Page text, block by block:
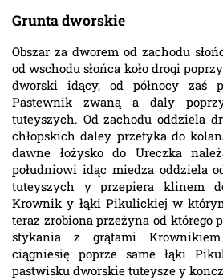
Grunta dworskie
Obszar za dworem od zachodu
od wschodu słońca koło drogi
dworski idący, od północy zaś
Pastewnik zwaną a daly
tuteyszych. Od zachodu oddziela
chłopskich daley przetyka do
dawne łożysko do Ureczka
południowi idąc miedza oddziela
tuteyszych y przepiera klinem
Krownik y łąki Pikulickiej w
teraz zrobiona przeżyna od którego
stykania z grątami
ciągniesię poprze same łąki
pastwisku dworskie tuteysze y